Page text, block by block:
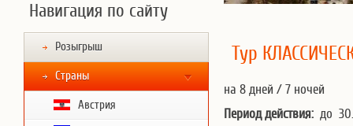
Навигация по сайту
Розыгрыш
Страны
Австрия
Тур
на 8 дней / 7 ночей
Период действия: до